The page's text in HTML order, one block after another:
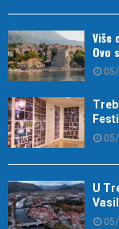
Više
Ovo
U